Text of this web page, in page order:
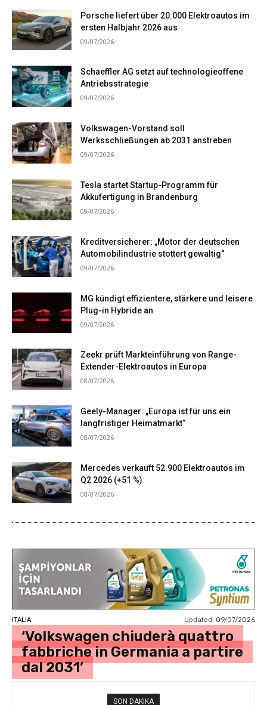
Porsche liefert über 20.000 Elektroautos im
ersten Halbjahr 2026 aus
09/07/2026
Schaeffler AG setzt auf technologieoffene
Antriebsstrategie
09/07/2026
Volkswagen-Vorstand soll
Werksschließungen ab 2031 anstreben
09/07/2026
Tesla startet Startup-Programm für
Akkufertigung in Brandenburg
09/07/2026
Kreditversicherer: „Motor der deutschen
Automobilindustrie stottert gewaltig“
09/07/2026
MG kündigt effizientere, stärkere und leisere
Plug-in Hybride an
09/07/2026
Zeekr prüft Markteinführung von Range-
Extender-Elektroautos in Europa
08/07/2026
Geely-Manager: „Europa ist für uns ein
langfristiger Heimatmarkt“
08/07/2026
Mercedes verkauft 52.900 Elektroautos im
Q2 2026 (+51 %)
08/07/2026